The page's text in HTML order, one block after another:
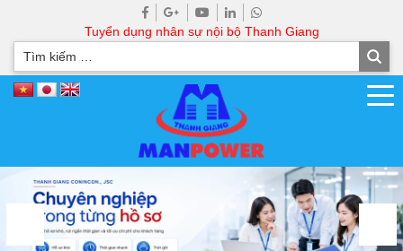
Tuyển dụng nhân sự nội bộ Thanh Giang